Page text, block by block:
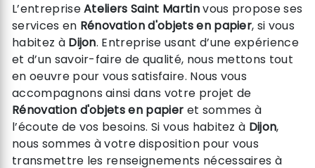
L’entrepriseAteliers Saint Martinvous propose ses
services en Rénovation d'objets en papier, si vous
habitez à Dijon. Entreprise usant d’une expérience
et d’un savoir-faire de qualité, nous mettons tout
en oeuvre pour vous satisfaire. Nous vous
accompagnons ainsi dans votre projet de
Rénovation d'objets en papier et sommes à
l’écoute de vos besoins. Si vous habitez à Dijon,
nous sommes à votre disposition pour vous
transmettre les renseignements nécessaires à